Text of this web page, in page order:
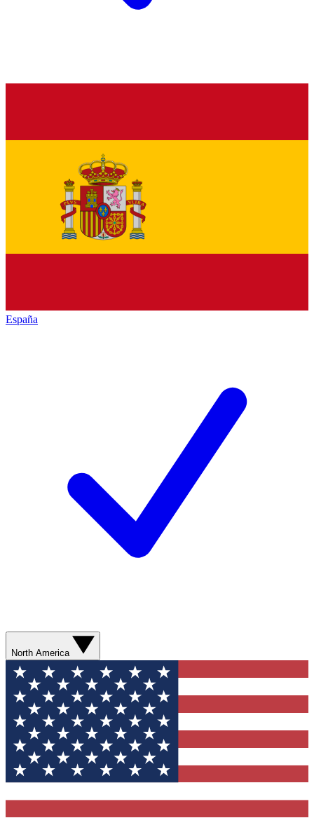
España
North America